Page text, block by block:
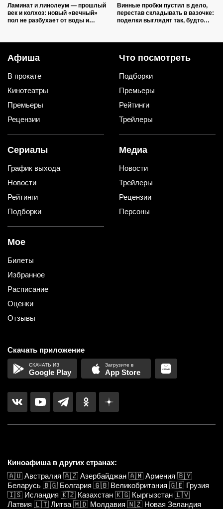
Ламинат и линолеум — прошлый
век и колхоз: новый «вечный»
пол не разбухает от воды и
Винные пробки пустил в дело,
перестав складывать в вазочке:
поделки выглядят так, будто
Афиша
В прокате
Кинотеатры
Премьеры
Рецензии
Что посмотреть
Подборки
Премьеры
Рейтинги
Трейлеры
Сериалы
График выхода
Новости
Рейтинги
Подборки
Медиа
Новости
Трейлеры
Рецензии
Персоны
Мое
Билеты
Избранное
Расписание
Оценки
Отзывы
Скачать приложение
Google Play App Store
Киноафиша в других странах:
🇦🇺 Австралия 🇦🇿 Азербайджан 🇦🇲 Армения 🇧🇾
Беларусь 🇧🇬 Болгария 🇬🇧 Великобритания 🇬🇪 Грузия
🇮🇸 Исландия 🇰🇿 Казахстан 🇰🇬 Кыргызстан 🇱🇻
Латвия 🇱🇹 Литва 🇲🇩 Молдавия 🇳🇿 Новая Зеландия